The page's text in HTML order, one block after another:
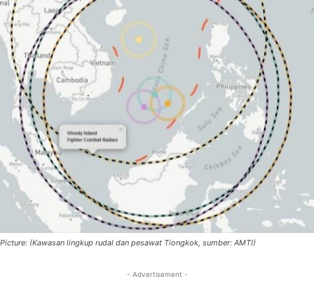
Picture: (Kawasan lingkup rudal dan pesawat Tiongkok, sumber: AMTI)
- Advertisement -